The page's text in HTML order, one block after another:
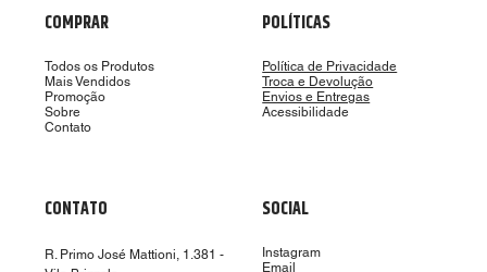
COMPRAR
Todos os Produtos
Mais Vendidos
Promoção
Sobre
Contato
POLÍTICAS
Política de Privacidade
Troca e Devolução
Envios e Entregas
Acessibilidade
CONTATO
R. Primo José Mattioni, 1.381 -
SOCIAL
Instagram
Email